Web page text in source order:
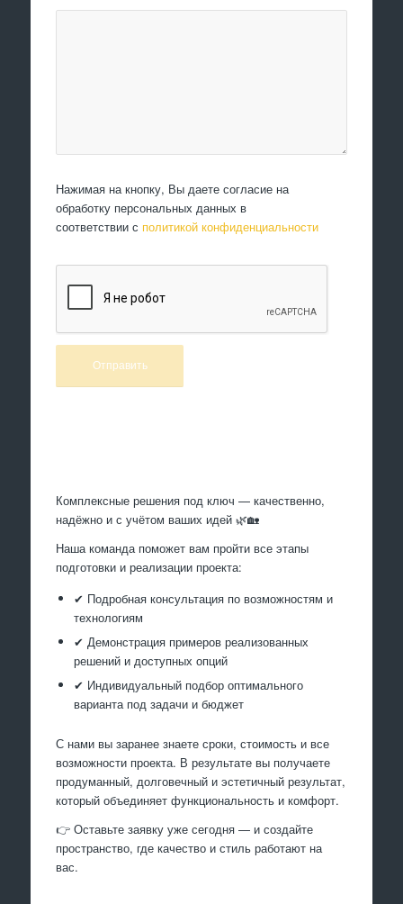
Нажимая на кнопку, Вы даете согласие на
обработку персональных данных в
соответствии с политикой конфиденциальности
Комплексные решения под ключ — качественно,
надёжно и с учётом ваших идей 🌿🏡
Наша команда поможет вам пройти все этапы
подготовки и реализации проекта:
✔ Подробная консультация по возможностям и
технологиям
✔ Демонстрация примеров реализованных
решений и доступных опций
✔ Индивидуальный подбор оптимального
варианта под задачи и бюджет
С нами вы заранее знаете сроки, стоимость и все
возможности проекта. В результате вы получаете
продуманный, долговечный и эстетичный результат,
который объединяет функциональность и комфорт.
👉 Оставьте заявку уже сегодня — и создайте
пространство, где качество и стиль работают на
вас.